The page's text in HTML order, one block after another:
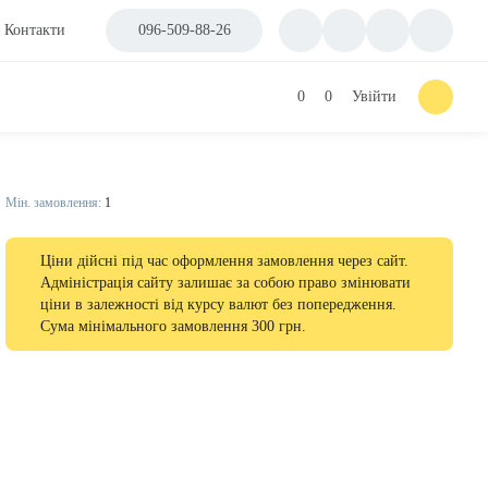
Контакти 096-509-88-26
0 0 Увійти
Мін. замовлення: 1
Ціни дійсні під час оформлення замовлення через сайт.
Адміністрація сайту залишає за собою право змінювати
ціни в залежності від курсу валют без попередження.
Сума мінімального замовлення 300 грн.